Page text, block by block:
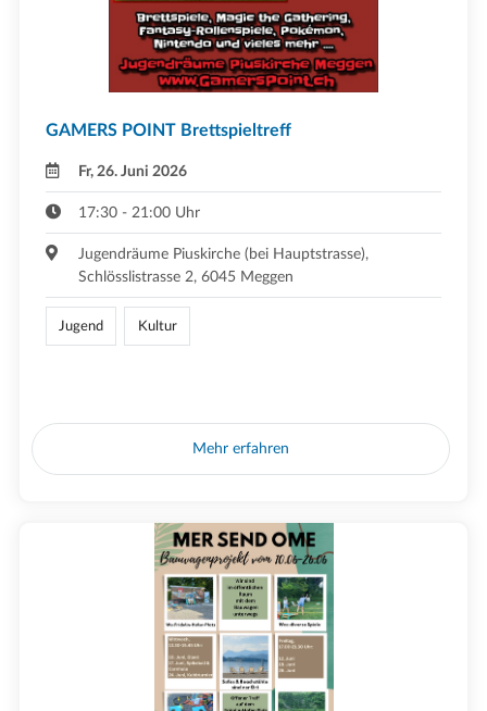
GAMERS POINT Brettspieltreff
Fr, 26. Juni 2026
17:30 - 21:00 Uhr
Jugendräume Piuskirche (bei Hauptstrasse),
Schlösslistrasse 2, 6045 Meggen
Jugend Kultur
Mehr erfahren